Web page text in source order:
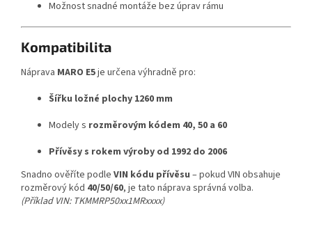
Možnost snadné montáže bez úprav rámu
Kompatibilita
Náprava MARO E5je určena výhradně pro:
Šířku ložné plochy 1260 mm
Modely s rozměrovým kódem 40, 50 a 60
Přívěsy s rokem výroby od 1992 do 2006
Snadno ověříte podle VIN kódu přívěsu – pokud VIN obsahuje
rozměrový kód 40/50/60, je tato náprava správná volba.
(Příklad VIN: TKMMRP50xx1MRxxxx)